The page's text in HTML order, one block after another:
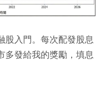
股入門。每次配發股息
多發給我的獎勵，填息